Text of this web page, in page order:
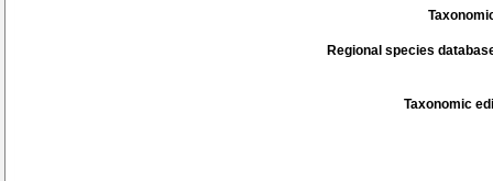
Regional species
Taxonomic